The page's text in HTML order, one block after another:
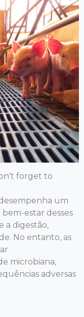
forget to
um
estar desses
a digestão,
No entanto, as
microbiana,
adversas